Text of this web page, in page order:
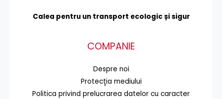
Calea pentru un transport ecologic și sigur
COMPANIE
Despre noi
Protecţia mediului
Politica privind prelucrarea datelor cu caracter